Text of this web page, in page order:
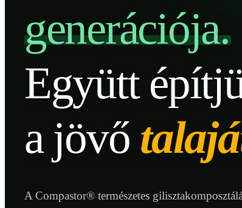
generációja.
Együtt
a jövő
A Compastor® természetes